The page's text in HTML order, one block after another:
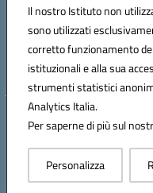
Il nostro Istituto non
sono utilizzati
corretto funzionamento
istituzionali e alla sua
strumenti statistici
Analytics Italia.
Per saperne di più sul
Personalizza
Codice fiscale: 84000690796
Codice meccanografico:
Codice Indice delle Pubbliche
Codice unico di fatturazione
Hosting &
Concept &